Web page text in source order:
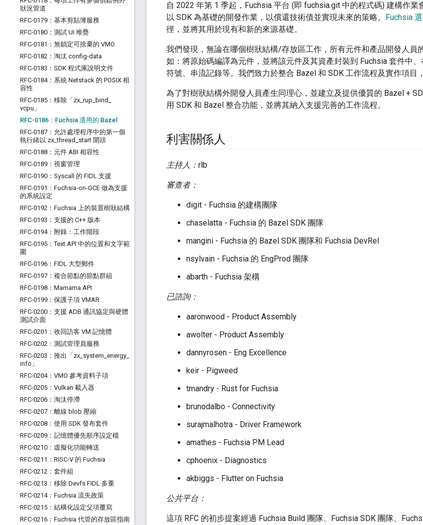
狀況管道
RFC-0179：基本剪貼簿服務
RFC-0180：測試 UI 堆疊
RFC-0181：無鎖定可捨棄的 VMO
RFC-0182：淘汰 config-data
RFC-0183：SDK 程式庫說明文件
RFC-0184：系統 Netstack 的 POSIX 相
容性
RFC-0185：移除「zx rup bind
vcpu」
RFC-0186：Fuchsia 適用的 Bazel
RFC-0187：允許處理程序中的第一個
執行緒以 zx _thread start 開頭
RFC-0188：元件 ABI 相容性
RFC-0189：視窗管理
RFC-0190：Syscall 的 FIDL 支援
RFC-0191：Fuchsia-on-GCE 做為支援
的系統設定
RFC-0192：Fuchsia 上的裝置樹狀結構
RFC-0193：支援的 C++ 版本
RFC-0194：附錄：工作階段
RFC-0195：Text API 中的位置和文字範
圍
RFC-0196：FIDL 大型郵件
RFC-0197：複合節點的節點群組
RFC-0198：Mamama API
RFC-0199：保護子項 VMAR
RFC-0200：支援 ADB 通訊協定與硬體
測試介面
RFC-0201：收回訪客 VM 記憶體
RFC-0202：測試管理員服務
RFC-0203：推出「zx system energy
info」
RFC-0204：VMO 參考資料子項
RFC-0205：Vulkan 載入器
RFC-0206：淘汰停滯
RFC-0207：離線 blob 壓縮
RFC-0208：使用 SDK 發布套件
RFC-0209：記憶體優先順序設定檔
RFC-0210：虛擬化功能轉送
RFC-0211：RISC-V 的 Fuchsia
RFC-0212：套件組
RFC-0213：移除 Devfs FIDL 多重
RFC-0214：Fuchsia 流失政策
RFC-0215：結構化設定父項覆寫
RFC-0216：Fuchsia 代管的存放區指南
自 2022 年第 1 季起，Fuchsia 平台 (即 fuchsia.git 中的程式碼) 建構作
以 SDK 為基礎的開發作業，以償還技術債並實現未來的策略。 Fuchsia
徑，並將其用於現有和新的來源基礎。
我們發現，無論在哪個樹狀結構/存放區工作，所有元件和產品開發人員
如：將原始碼編譯為元件，並將該元件及其資產封裝到 Fuchsia 套件中
符號、串流記錄等。我們致力於整合 Bazel 和 SDK 工作流程及實作項目
為了對樹狀結構外開發人員產生同理心，並建立及提供優質的 Bazel +
用 SDK 和 Bazel 整合功能，並將其納入支援完善的工作流程。
利害關係人
主持人： rlb
審查者：
digit - Fuchsia 的建構團隊
chaselatta - Fuchsia 的 Bazel SDK 團隊
mangini - Fuchsia 的 Bazel SDK 團隊和 Fuchsia DevRel
nsylvain - Fuchsia 的 EngProd 團隊
abarth - Fuchsia 架構
已諮詢：
aaronwood - Product Assembly
awolter - Product Assembly
dannyrosen - Eng Excellence
keir - Pigweed
tmandry - Rust for Fuchsia
brunodalbo - Connectivity
surajmalhotra - Driver Framework
amathes - Fuchsia PM Lead
cphoenix - Diagnostics
akbiggs - Flutter on Fuchsia
公共平台：
這項 RFC 的初步提案經過 Fuchsia Build 團隊、Fuchsia SDK 團隊、